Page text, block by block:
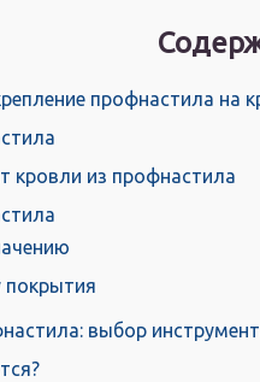
профнастила на
кровли из профнастила
покрытия
выбор